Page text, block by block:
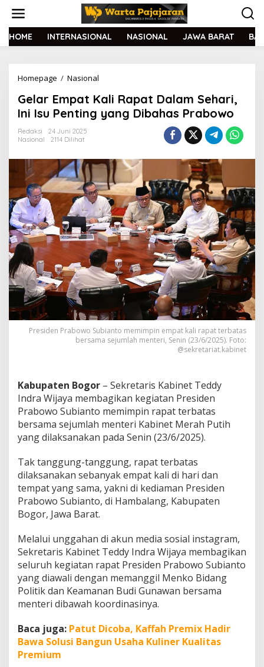
t
HOME INTERNASIONAL NASIONAL JAWA BARAT
Homepage / Nasional
l
a
r
a
K
a
l
i
R
a
p
t
D
a
a
m
S
e
i
,
I
n
I
u
P
e
n
t
i
g
y
a
n
g
D
b
h
a
Gelar Empat Kali Rapat Dalam Sehari,
Ini Isu Penting yang Dibahas Prabowo
Redaksi
24 Juni 2025
Nasional
2114 Dilihat
Presiden Prabowo Subianto memimpin empat kali rapat terbatas
bersama sejumlah menteri, Senin (23/6/2025). Foto:
@sekretariat.kabinet
Kabupaten Bogor – Sekretaris Kabinet Teddy
Indra Wijaya membagikan kegiatan Presiden
Prabowo Subianto memimpin rapat terbatas
bersama sejumlah menteri Kabinet Merah Putih
yang dilaksanakan pada Senin (23/6/2025).
Tak tanggung-tanggung, rapat terbatas
dilaksanakan sebanyak empat kali di hari dan
tempat yang sama, yakni di kediaman Presiden
Prabowo Subianto, di Hambalang, Kabupaten
Bogor, Jawa Barat.
Melalui unggahan di akun media sosial instagram,
Sekretaris Kabinet Teddy Indra Wijaya membagikan
seluruh kegiatan rapat Presiden Prabowo Subianto
yang diawali dengan memanggil Menko Bidang
Politik dan Keamanan Budi Gunawan bersama
menteri dibawah koordinasinya.
Baca juga: Patut Dicoba, Kaffah Premix Hadir
Bawa Solusi Bangun Usaha Kuliner Kualitas
Premium